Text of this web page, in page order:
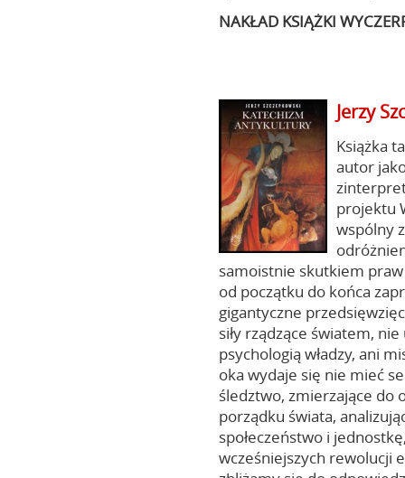
NAKŁAD KSIĄŻKI
Jerzy
Książka
autor
projektu
wspólny
samoistnie skutkiem
od początku do końca
gigantyczne
siły rządzące światem,
psychologią władzy, ani
oka wydaje się nie mieć
śledztwo, zmierzające do
porządku świata,
społeczeństwo i
wcześniejszych rewolucji